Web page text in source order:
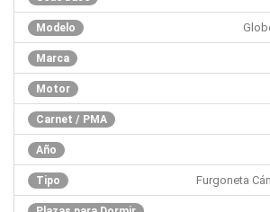
Modelo
Marca
Motor
Carnet / PMA
Año
Tipo Furgoneta